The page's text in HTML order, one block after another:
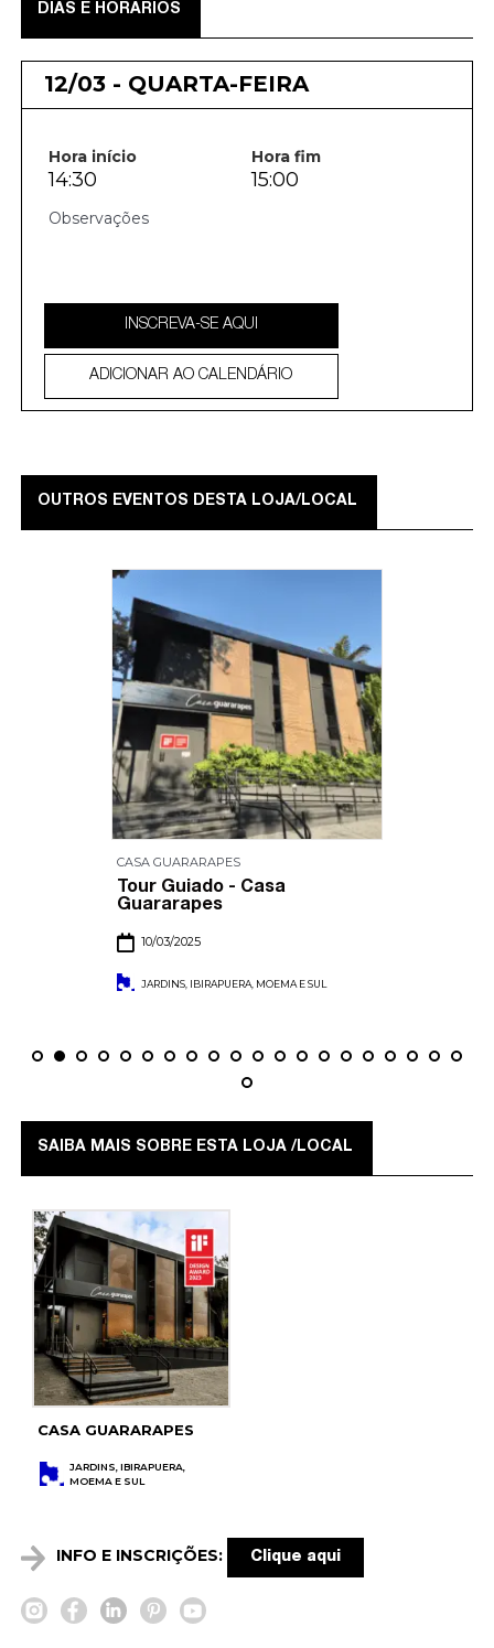
DIAS E HORÁRIOS
12/03 - QUARTA-FEIRA
Hora início Hora fim
14:30 15:00
INSCREVA-SE AQUI
ADICIONAR AO CALENDÁRIO
OUTROS EVENTOS DESTA LOJA/LOCAL
CASA GUARARAPES
Tour Guiado - Casa
Guararapes
10/03/2025
JARDINS, IBIRAPUERA, MOEMA E SUL
SAIBA MAIS SOBRE ESTA LOJA /LOCAL
CASA GUARARAPES
JARDINS, IBIRAPUERA,
MOEMA E SUL
INFO E INSCRIÇÕES: Clique aqui